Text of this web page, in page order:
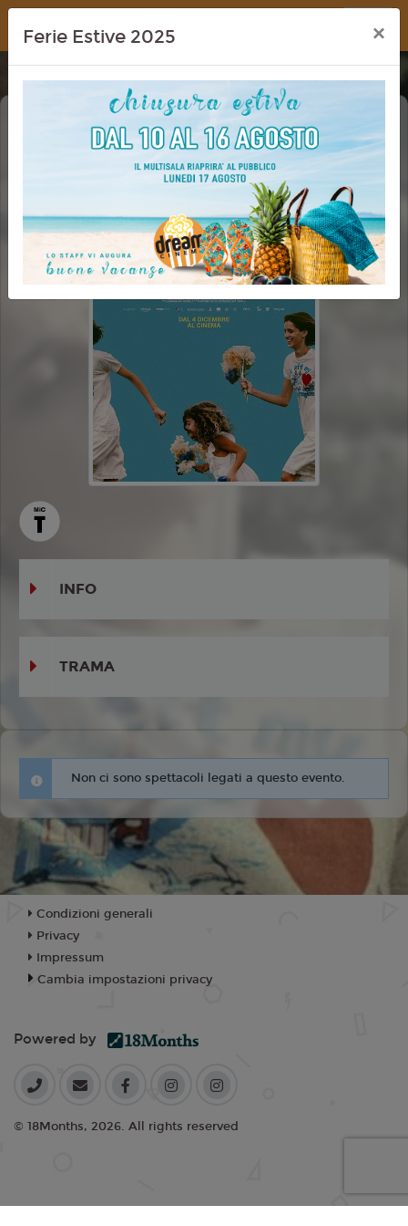
Dream Cinema
IL RAPIMENTO DI ARABELLA
PRIMA VISIONE
INFO
TRAMA
Non ci sono spettacoli legati a questo evento.
Ferie Estive 2025 ×
Condizioni generali
Privacy
Impressum
Cambia impostazioni privacy
Powered by
© 18Months, 2026. All rights reserved